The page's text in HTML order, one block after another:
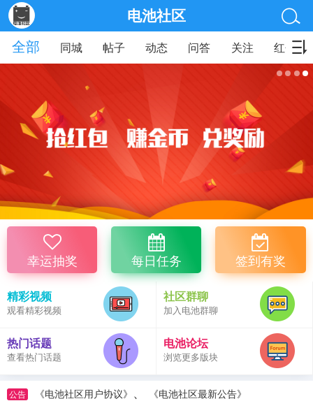
电池社区
全部
同城 帖子 动态 问答 关注 红包
幸运抽奖 每日任务 签到有奖
精彩视频
观看精彩视频
社区群聊
加入电池群聊
热门话题
查看热门话题
电池论坛
浏览更多版块
公告 《电池社区用户协议》 、 《电池社区最新公告》